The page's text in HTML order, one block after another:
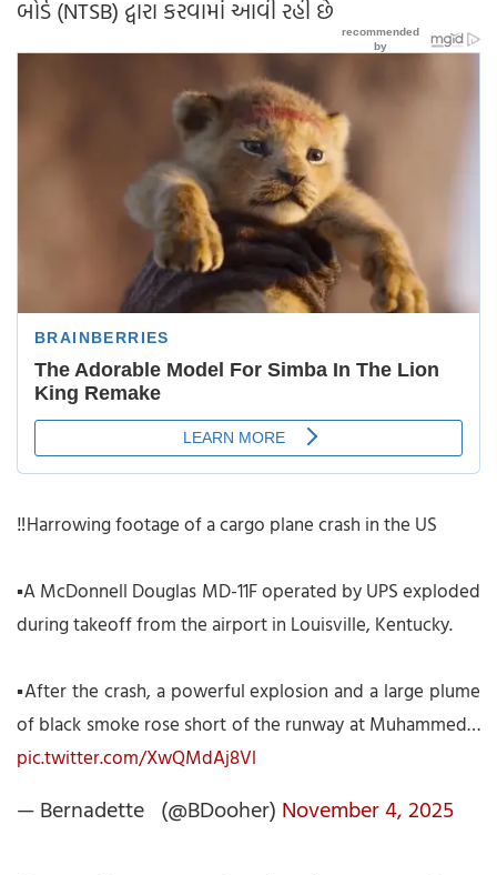
બોર્ડ (NTSB) દ્વારા કરવામાં આવી રહી છે
‼️Harrowing footage of a cargo plane crash in the US
▪️A McDonnell Douglas MD-11F operated by UPS exploded
during takeoff from the airport in Louisville, Kentucky.
▪️After the crash, a powerful explosion and a large plume
of black smoke rose short of the runway at Muhammed…
pic.twitter.com/XwQMdAj8Vl
— Bernadette (@BDooher) November 4, 2025